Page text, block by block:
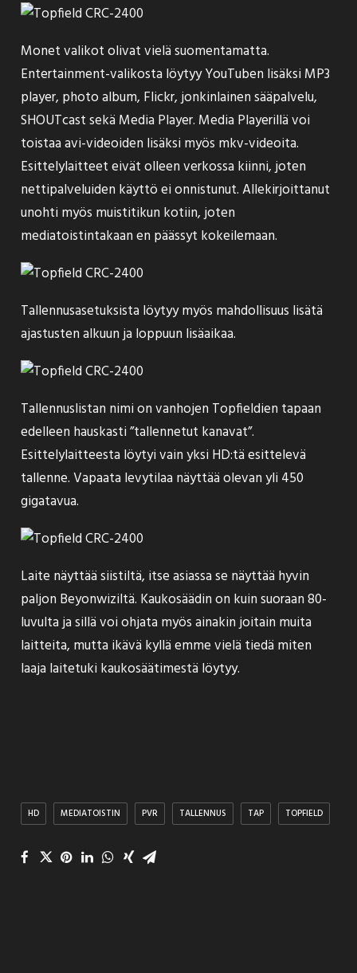
Monet valikot olivat vielä suomentamatta.
Entertainment-valikosta löytyy YouTuben lisäksi MP3
player, photo album, Flickr, jonkinlainen sääpalvelu,
SHOUTcast sekä Media Player. Media Playerillä voi
toistaa avi-videoiden lisäksi myös mkv-videoita.
Esittelylaitteet eivät olleen verkossa kiinni, joten
nettipalveluiden käyttö ei onnistunut. Allekirjoittanut
unohti myös muistitikun kotiin, joten
mediatoistintakaan en päässyt kokeilemaan.
Tallennusasetuksista löytyy myös mahdollisuus lisätä
ajastusten alkuun ja loppuun lisäaikaa.
Tallennuslistan nimi on vanhojen Topfieldien tapaan
edelleen hauskasti ”tallennetut kanavat”.
Esittelylaitteesta löytyi vain yksi HD:tä esittelevä
tallenne. Vapaata levytilaa näyttää olevan yli 450
gigatavua.
Laite näyttää siistiltä, itse asiassa se näyttää hyvin
paljon Beyonwiziltä. Kaukosäädin on kuin suoraan 80-
luvulta ja sillä voi ohjata myös ainakin joitain muita
laitteita, mutta ikävä kyllä emme vielä tiedä miten
laaja laitetuki kaukosäätimestä löytyy.
HD MEDIATOISTIN PVR TALLENNUS TAP TOPFIELD